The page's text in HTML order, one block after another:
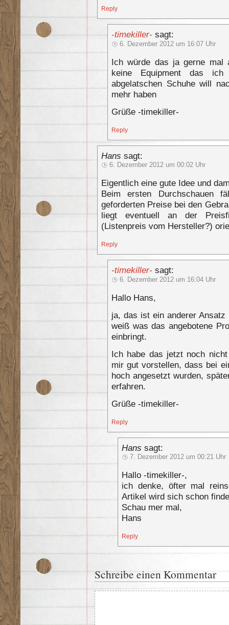
Reply
-timekiller- sagt:
6. Dezember 2012 um 16:07 Uhr
Ich würde das ja gerne mal
keine Equipment das
abgelatschen Schuhe will
mehr haben
Grüße -timekiller-
Reply
Hans sagt:
6. Dezember 2012 um 00:02 Uhr
Eigentlich eine gute Idee und
Beim ersten Durchschauen
geforderten Preise bei den
liegt eventuell an der
(Listenpreis vom Hersteller?)
Reply
-timekiller- sagt:
6. Dezember 2012 um 16:04 Uhr
Hallo Hans,
ja, das ist ein anderer
weiß was das angebotene
einbringt.
Ich habe das jetzt noch
mir gut vorstellen, dass bei
hoch angesetzt wurden,
erfahren.
Grüße -timekiller-
Reply
Hans sagt:
7. Dezember 2012 um 00:21 Uhr
Hallo -timekiller-,
ich denke, öfter mal
Artikel wird sich schon
Schau mer mal,
Hans
Reply
Schreibe einen Kommentar